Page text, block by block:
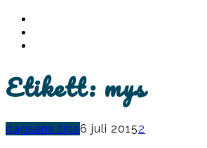
Etikett: mys
dagsens tips6 juli 20152